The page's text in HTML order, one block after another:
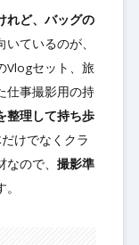
れど、バッグの
いているのが、
Vlogセット、旅
仕事撮影用の持
整理して持ち歩
けでなくクラ
ので、 撮影準